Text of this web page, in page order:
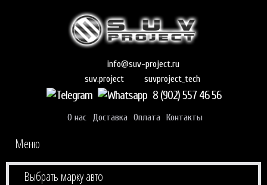
info@suv-project.ru
suv.project
suvproject_tech
8 (902) 557 46 56
О нас Доставка Оплата Контакты
Меню
Выбрать марку авто